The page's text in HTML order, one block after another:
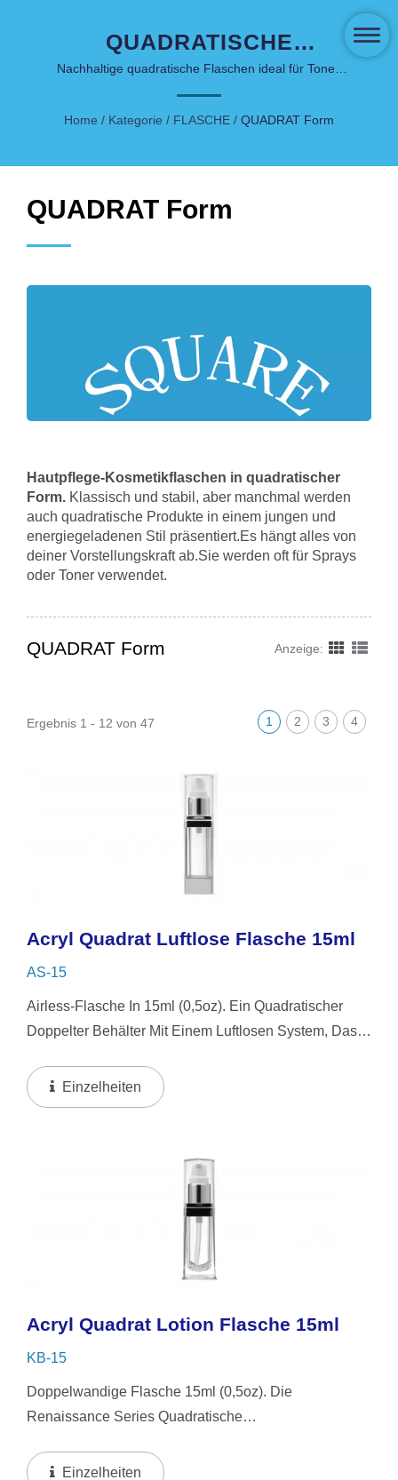
QUADRATISCHE
KOSMETISCHE
FLASCHEN -
KLASSISCHE &
VIELSEITIGE
HAUTPFLEGEVERPACKUNG
Nachhaltige quadratische Flaschen ideal für Toner,
Home / Kategorie / FLASCHE / QUADRAT Form
QUADRAT Form
Hautpflege-Kosmetikflaschen in quadratischer
Form. Klassisch und stabil, aber manchmal werden
auch quadratische Produkte in einem jungen und
energiegeladenen Stil präsentiert.Es hängt alles von
deiner Vorstellungskraft ab.Sie werden oft für Sprays
oder Toner verwendet.
QUADRAT Form Anzeige:
Ergebnis 1 - 12 von 47 1 2 3 4
Acryl Quadrat Luftlose Flasche 15ml
AS-15
Airless-Flasche In 15ml (0,5oz). Ein Quadratischer
Doppelter Behälter Mit Einem Luftlosen System, Das
Aluminiumkomponenten Kombiniert. Das Luftlose...
Einzelheiten
Acryl Quadrat Lotion Flasche 15ml
KB-15
Doppelwandige Flasche 15ml (0,5oz). Die
Renaissance Series Quadratische
Sowohl Für Männer Als Auch Für Frauen Und Bietet
Einzelheiten